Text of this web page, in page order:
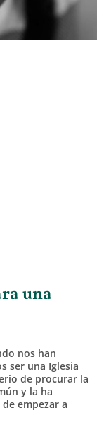
una
nos han
ser una Iglesia
de procurar la
y la ha
empezar a